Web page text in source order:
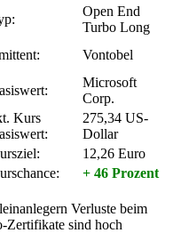
Open End
Turbo Long
Vontobel
Microsoft
Corp.
Kurs
275,34 US-
Dollar
12,26 Euro
+ 46 Prozent
Verluste beim
Zertifikate sind hoch